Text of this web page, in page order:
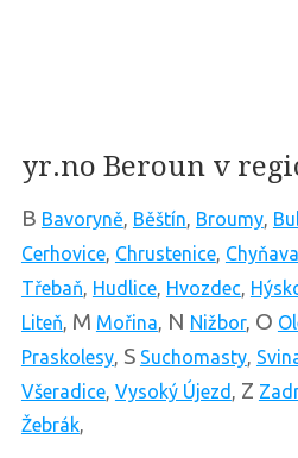
yr.no Beroun v
B Bavoryně, Běštín, Broumy,
Cerhovice, Chrustenice, Chyňava
Třebaň, Hudlice, Hvozdec,
Liteň, M Mořina, N Nižbor, O
Praskolesy, S Suchomasty,
Všeradice, Vysoký Újezd , Z
Žebrák,